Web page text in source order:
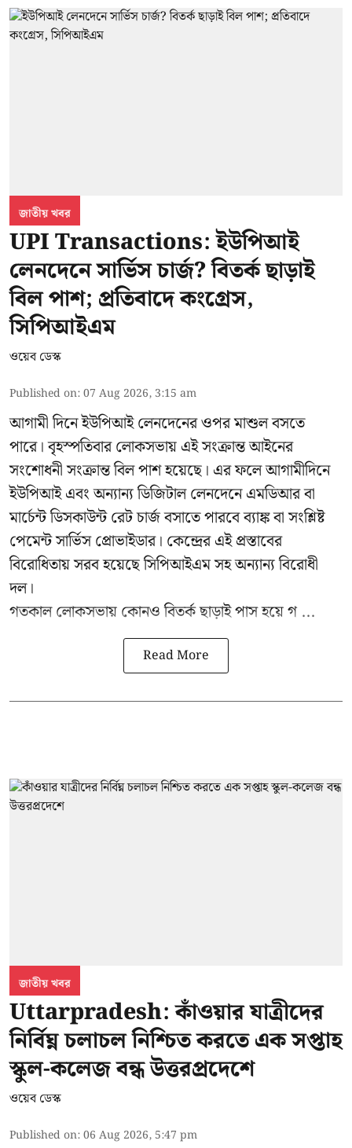
জাতীয় খবর
UPI Transactions: ইউপিআই
লেনদেনে সার্ভিস চার্জ? বিতর্ক ছাড়াই
বিল পাশ; প্রতিবাদে কংগ্রেস,
সিপিআইএম
ওয়েব ডেস্ক
Published on:07 Aug 2026, 3:15 am
আগামী দিনে ইউপিআই লেনদেনের ওপর মাশুল বসতে
পারে। বৃহস্পতিবার লোকসভায় এই সংক্রান্ত আইনের
সংশোধনী সংক্রান্ত বিল পাশ হয়েছে। এর ফলে আগামীদিনে
ইউপিআই এবং অন্যান্য ডিজিটাল লেনদেনে এমডিআর বা
মার্চেন্ট ডিসকাউন্ট রেট চার্জ বসাতে পারবে ব্যাঙ্ক বা সংশ্লিষ্ট
পেমেন্ট সার্ভিস প্রোভাইডার। কেন্দ্রের এই প্রস্তাবের
বিরোধিতায় সরব হয়েছে সিপিআইএম সহ অন্যান্য বিরোধী
দল।
গতকাল লোকসভায় কোনও বিতর্ক ছাড়াই পাস হয়ে গ ...
Read More
জাতীয় খবর
Uttarpradesh: কাঁওয়ার যাত্রীদের
নির্বিঘ্ন চলাচল নিশ্চিত করতে এক সপ্তাহ
স্কুল-কলেজ বন্ধ উত্তরপ্রদেশে
ওয়েব ডেস্ক
Published on:06 Aug 2026, 5:47 pm